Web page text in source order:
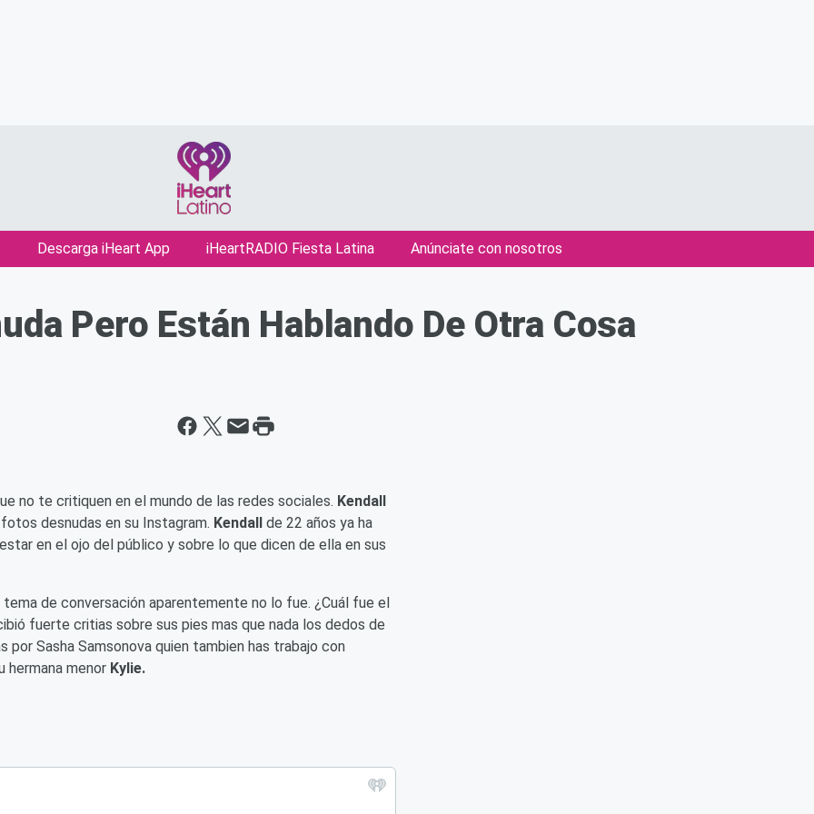
Descarga iHeart App iHeartRADIO Fiesta Latina Anúnciate con nosotros
Pero Están Hablando De Otra Cosa
no te critiquen en el mundo de las redes sociales. Kendall
desnudas en su Instagram. Kendall de 22 años ya ha
en el ojo del público y sobre lo que dicen de ella en sus
de conversación aparentemente no lo fue. ¿Cuál fue el
fuerte critias sobre sus pies mas que nada los dedos de
por Sasha Samsonova quien tambien has trabajo con
hermana menor Kylie.